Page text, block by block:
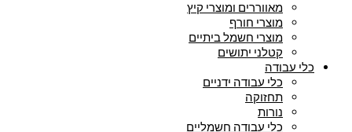
מאווררים ומוצרי קיץ
מוצרי חורף
מוצרי חשמל ביתיים
קטלני יתושים
כלי עבודה
כלי עבודה ידניים
תחזוקה
נורות
כלי עבודה חשמליים